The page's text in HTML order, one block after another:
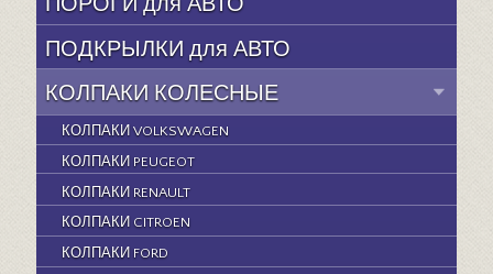
ПОДКРЫЛКИ для АВТО
КОЛПАКИ КОЛЕСНЫЕ
КОЛПАКИ VOLKSWAGEN
КОЛПАКИ PEUGEOT
КОЛПАКИ RENAULT
КОЛПАКИ CITROEN
КОЛПАКИ FORD